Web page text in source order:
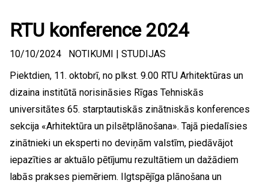
RTU konference 2024
10/10/2024 NOTIKUMI | STUDIJAS
Piektdien, 11. oktobrī, no plkst. 9.00 RTU Arhitektūras un
dizaina institūtā norisināsies Rīgas Tehniskās
universitātes 65. starptautiskās zinātniskās konferences
sekcija «Arhitektūra un pilsētplānošana». Tajā piedalīsies
zinātnieki un eksperti no deviņām valstīm, piedāvājot
iepazīties ar aktuālo pētījumu rezultātiem un dažādiem
labās prakses piemēriem. Ilgtspējīga plānošana un